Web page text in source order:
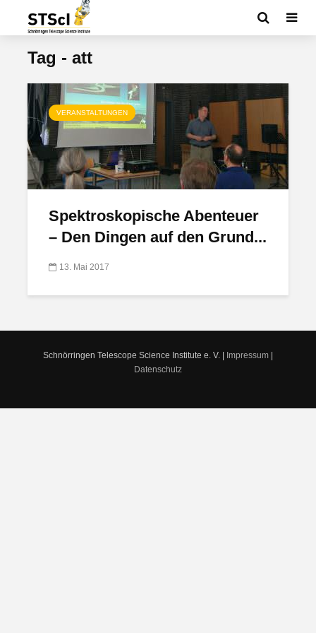
Tag - att
VERANSTALTUNGEN
Spektroskopische Abenteuer
– Den Dingen auf den Grund...
13. Mai 2017
Schnörringen Telescope Science Institute e. V. | Impressum
Datenschutz